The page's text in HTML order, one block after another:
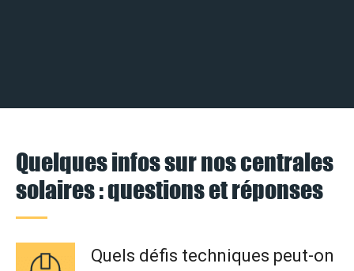
Quelques infos sur nos centrales
solaires : questions et réponses
Quels défis techniques peut-on